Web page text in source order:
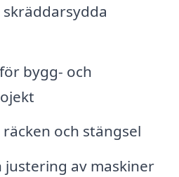
bygg- och
och stängsel
av maskiner